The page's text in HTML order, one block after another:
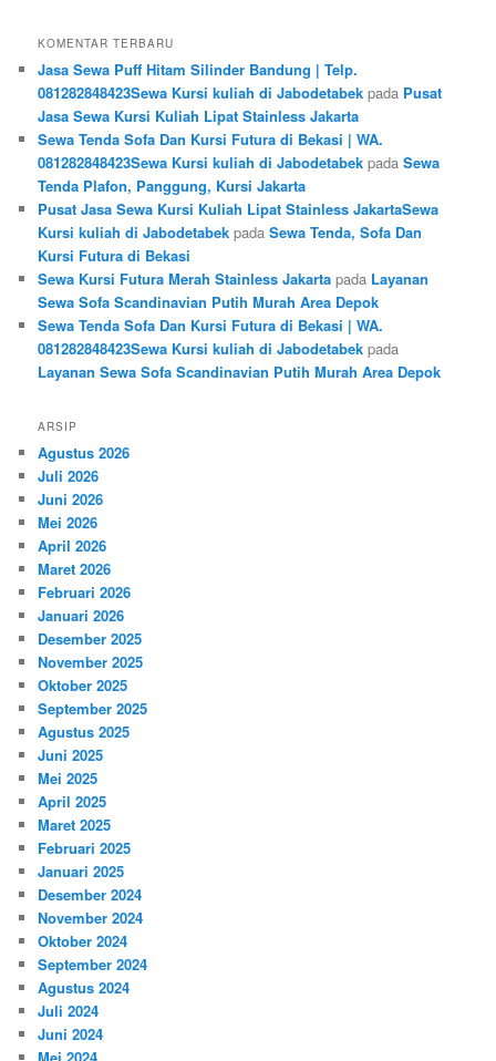
KOMENTAR TERBARU
Jasa Sewa Puff Hitam Silinder Bandung | Telp.
081282848423Sewa Kursi kuliah di Jabodetabek pada Pusat
Jasa Sewa Kursi Kuliah Lipat Stainless Jakarta
Sewa Tenda Sofa Dan Kursi Futura di Bekasi | WA.
081282848423Sewa Kursi kuliah di Jabodetabek padaSewa
Tenda Plafon, Panggung, Kursi Jakarta
Pusat Jasa Sewa Kursi Kuliah Lipat Stainless JakartaSewa
Kursi kuliah di Jabodetabek padaSewa Tenda, Sofa Dan
Kursi Futura di Bekasi
Sewa Kursi Futura Merah Stainless Jakarta pada Layanan
Sewa Sofa Scandinavian Putih Murah Area Depok
Sewa Tenda Sofa Dan Kursi Futura di Bekasi | WA.
081282848423Sewa Kursi kuliah di Jabodetabek pada
Layanan Sewa Sofa Scandinavian Putih Murah Area Depok
ARSIP
Agustus 2026
Juli 2026
Juni 2026
Mei 2026
April 2026
Maret 2026
Februari 2026
Januari 2026
Desember 2025
November 2025
Oktober 2025
September 2025
Agustus 2025
Juni 2025
Mei 2025
April 2025
Maret 2025
Februari 2025
Januari 2025
Desember 2024
November 2024
Oktober 2024
September 2024
Agustus 2024
Juli 2024
Juni 2024